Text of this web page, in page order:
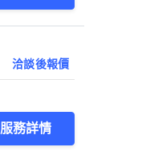
洽談後報價
服務詳情